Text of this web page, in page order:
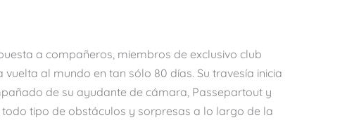
a compañeros, miembros de exclusivo club
vuelta al mundo en tan sólo 80 días. Su travesía inicia
de su ayudante de cámara, Passepartout y
tipo de obstáculos y sorpresas a lo largo de la